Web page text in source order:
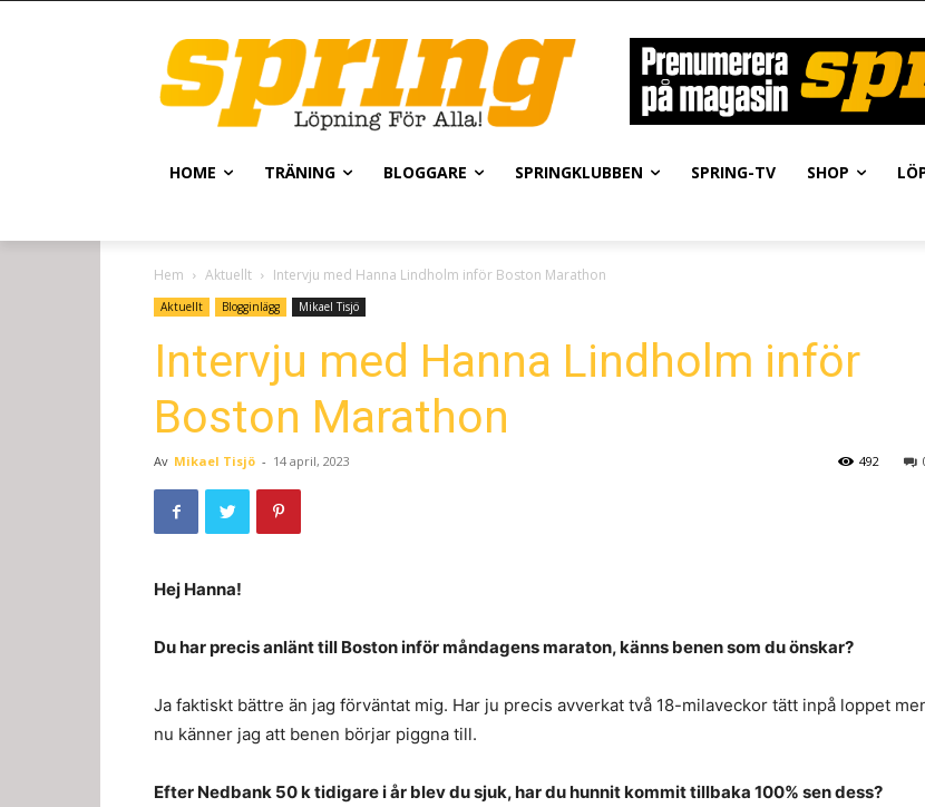
HOME TRÄNING BLOGGARE SPRINGKLUBBEN SPRING-TV SHOP
Hem Aktuellt Intervju med Hanna Lindholm inför Boston Marathon
Aktuellt Blogginlägg Mikael Tisjö
Intervju med Hanna Lindholm inför
Boston Marathon
Av Mikael Tisjö - 14 april, 2023 492
Hej Hanna!
Du har precis anlänt till Boston inför måndagens maraton, känns benen som du önskar?
Ja faktiskt bättre än jag förväntat mig. Har ju precis avverkat två 18-milaveckor tätt inpå loppet
nu känner jag att benen börjar piggna till.
Efter Nedbank 50 k tidigare i år blev du sjuk, har du hunnit kommit tillbaka 100% sen dess?